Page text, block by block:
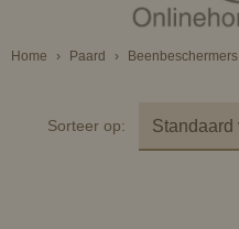
Home › Paard › Beenbeschermers
Sorteer op: